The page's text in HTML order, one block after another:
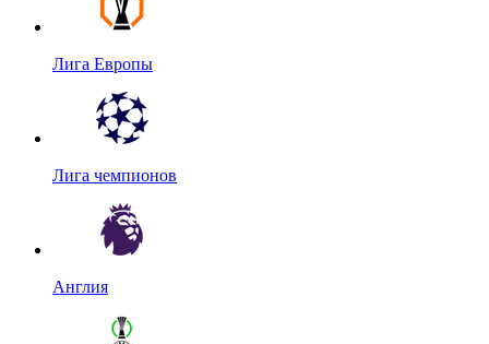
Лига Европы
Лига чемпионов
Англия